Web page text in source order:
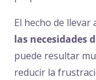
El hecho de llevar
las necesidades
puede resultar
reducir la